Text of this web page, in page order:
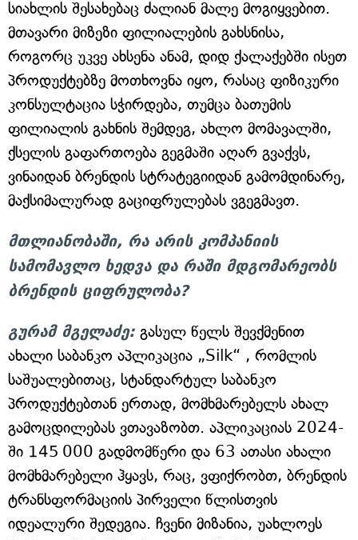
სიახლის შესახებაც ძალიან მალე მოგიყვებით.
მთავარი მიზეზი ფილიალების გახსნისა,
როგორც უკვე ახსენა ანამ, დიდ ქალაქებში ისეთ
პროდუქტებზე მოთხოვნა იყო, რასაც ფიზიკური
კონსულტაცია სჭირდება, თუმცა ბათუმის
ფილიალის გახნის შემდეგ, ახლო მომავალში,
ქსელის გაფართოება გეგმაში აღარ გვაქვს,
ვინაიდან ბრენდის სტრატეგიიდან გამომდინარე,
მაქსიმალურად გაციფრულებას ვგეგმავთ.
მთლიანობაში, რა არის კომპანიის
სამომავლო ხედვა და რაში მდგომარეობს
ბრენდის ციფრულობა?
გურამ მგელაძე: გასულ წელს შევქმენით
ახალი საბანკო აპლიკაცია „Silk“ , რომლის
საშუალებითაც, სტანდარტულ საბანკო
პროდუქტებთან ერთად, მომხმარებელს ახალ
გამოცდილებას ვთავაზობთ. აპლიკაციას 2024-
ში 145 000 გადმომწერი და 63 ათასი ახალი
მომხმარებელი ჰყავს, რაც, ვფიქრობთ, ბრენდის
ტრანსფორმაციის პირველი წლისთვის
იდეალური შედეგია. ჩვენი მიზანია, უახლოეს